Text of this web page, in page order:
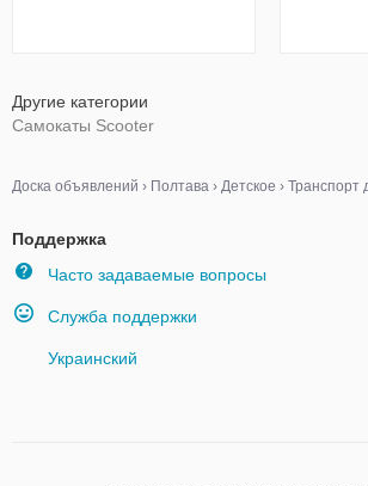
Другие категории
Самокаты Scooter
Доска объявлений › Полтава › Детское › Транспорт
Поддержка
Часто задаваемые вопросы
Служба поддержки
Украинский